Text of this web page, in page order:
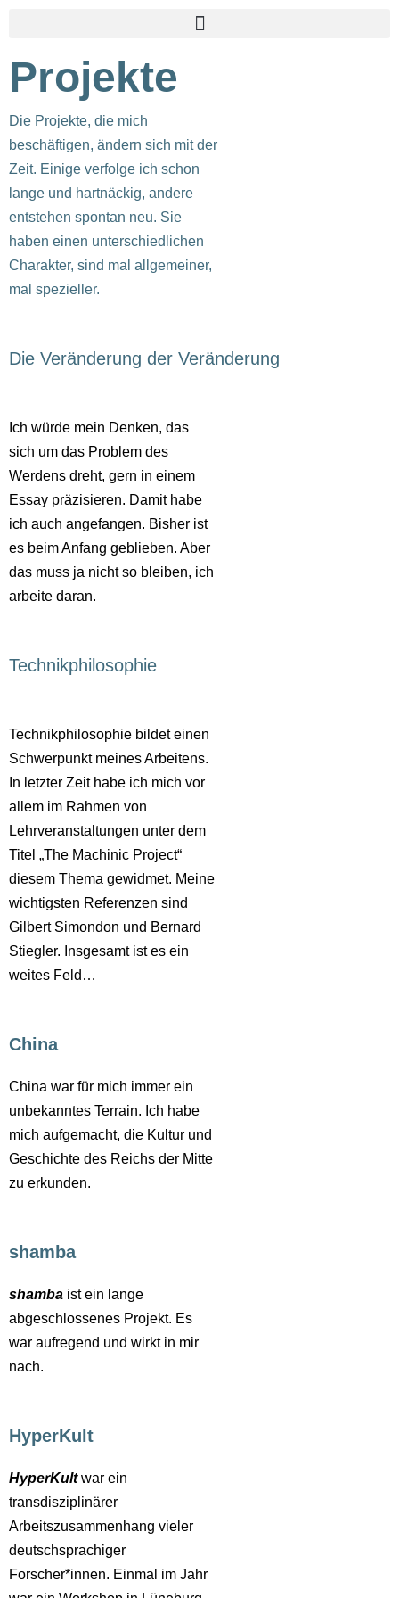
Inhalt
springen
Projekte
Die Projekte, die mich
beschäftigen, ändern sich mit der
Zeit. Einige verfolge ich schon
lange und hartnäckig, andere
entstehen spontan neu. Sie
haben einen unterschiedlichen
Charakter, sind mal allgemeiner,
mal spezieller.
Die Veränderung der Veränderung
Ich würde mein Denken, das
sich um das Problem des
Werdens dreht, gern in einem
Essay präzisieren. Damit habe
ich auch angefangen. Bisher ist
es beim Anfang geblieben. Aber
das muss ja nicht so bleiben, ich
arbeite daran.
Technikphilosophie
Technikphilosophie bildet einen
Schwerpunkt meines Arbeitens.
In letzter Zeit habe ich mich vor
allem im Rahmen von
Lehrveranstaltungen unter dem
Titel „The Machinic Project“
diesem Thema gewidmet. Meine
wichtigsten Referenzen sind
Gilbert Simondon und Bernard
Stiegler. Insgesamt ist es ein
weites Feld…
China
China war für mich immer ein
unbekanntes Terrain. Ich habe
mich aufgemacht, die Kultur und
Geschichte des Reichs der Mitte
zu erkunden.
shamba
shamba ist ein lange
abgeschlossenes Projekt. Es
war aufregend und wirkt in mir
nach.
HyperKult
HyperKultwar ein
transdisziplinärer
Arbeitszusammenhang vieler
deutschsprachiger
Forscher*innen. Einmal im Jahr